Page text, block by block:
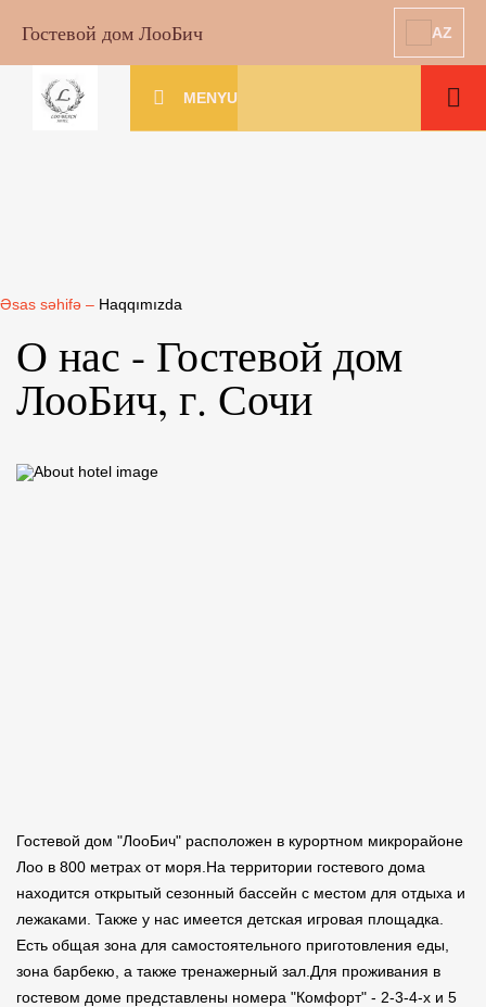
Гостевой дом ЛооБич AZ
MENYU
Əsas səhifə – Haqqımızda
О нас - Гостевой дом
ЛооБич, г. Сочи
Гостевой дом "ЛооБич" расположен в курортном микрорайоне
Лоо в 800 метрах от моря.На территории гостевого дома
находится открытый сезонный бассейн с местом для отдыха и
лежаками. Также у нас имеется детская игровая площадка.
Есть общая зона для самостоятельного приготовления еды,
зона барбекю, а также тренажерный зал.Для проживания в
гостевом доме представлены номера "Комфорт" - 2-3-4-х и 5